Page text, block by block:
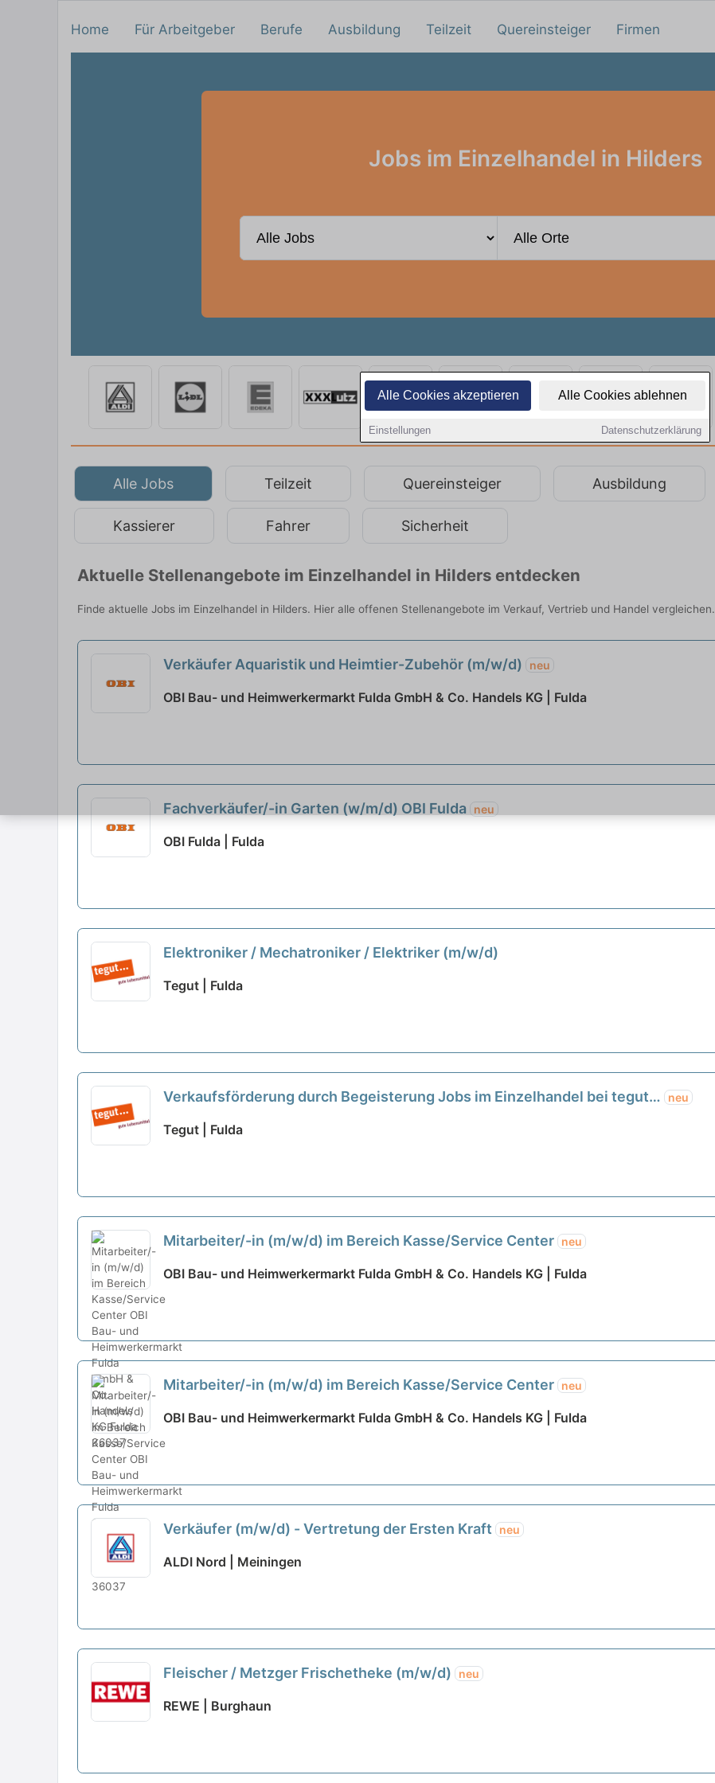
Alle Cookies akzeptieren Alle Cookies ablehnen
Einstellungen Datenschutzerklärung
Home Für Arbeitgeber Berufe Ausbildung Teilzeit Quereinsteiger Firmen
Jobs im Einzelhandel in Hilders
Alle Jobs Teilzeit Quereinsteiger Ausbildung
Kassierer Fahrer Sicherheit
Aktuelle Stellenangebote im Einzelhandel in Hilders entdecken
Finde aktuelle Jobs im Einzelhandel in Hilders. Hier alle offenen Stellenangebote im Verkauf, Vertrieb und Handel vergleichen.
Verkäufer Aquaristik und Heimtier-Zubehör (m/w/d) neu
OBI Bau- und Heimwerkermarkt Fulda GmbH & Co. Handels KG | Fulda
Fachverkäufer/-in Garten (w/m/d) OBI Fulda neu
OBI Fulda | Fulda
Elektroniker / Mechatroniker / Elektriker (m/w/d)
Tegut | Fulda
Verkaufsförderung durch Begeisterung Jobs im Einzelhandel bei tegut… neu
Tegut | Fulda
Mitarbeiter/-in (m/w/d) im Bereich Kasse/Service Center neu
OBI Bau- und Heimwerkermarkt Fulda GmbH & Co. Handels KG | Fulda
Mitarbeiter/-in (m/w/d) im Bereich Kasse/Service Center neu
OBI Bau- und Heimwerkermarkt Fulda GmbH & Co. Handels KG | Fulda
Verkäufer (m/w/d) - Vertretung der Ersten Kraft neu
ALDI Nord | Meiningen
Fleischer / Metzger Frischetheke (m/w/d) neu
REWE | Burghaun